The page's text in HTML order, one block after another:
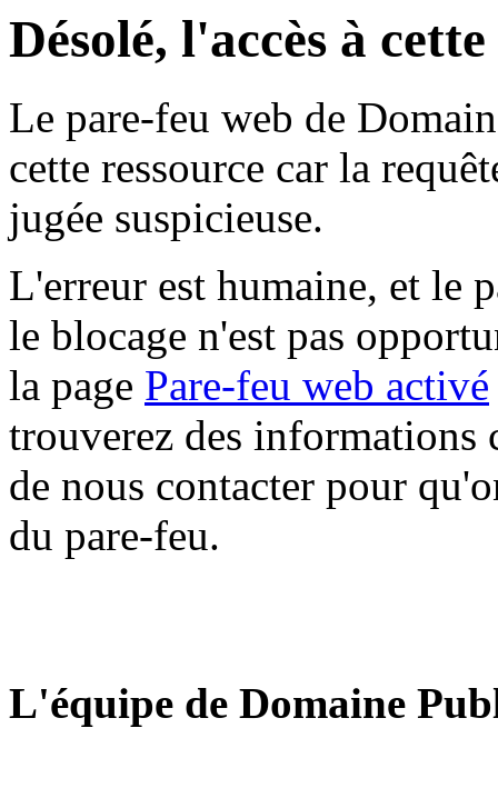
Désolé, l'accès à
Le pare-feu web de
cette ressource car la
jugée suspicieuse.
L'erreur est humaine, et le
le blocage n'est pas
la page Pare-feu web activé
trouverez des informations
de nous contacter pour
du pare-feu.
L'équipe de Domaine